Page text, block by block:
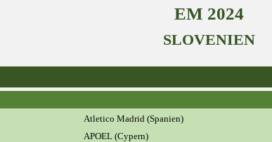
EM 2024
SLOVENIEN
Atletico Madrid (Spanien)
APOEL (Cypern)